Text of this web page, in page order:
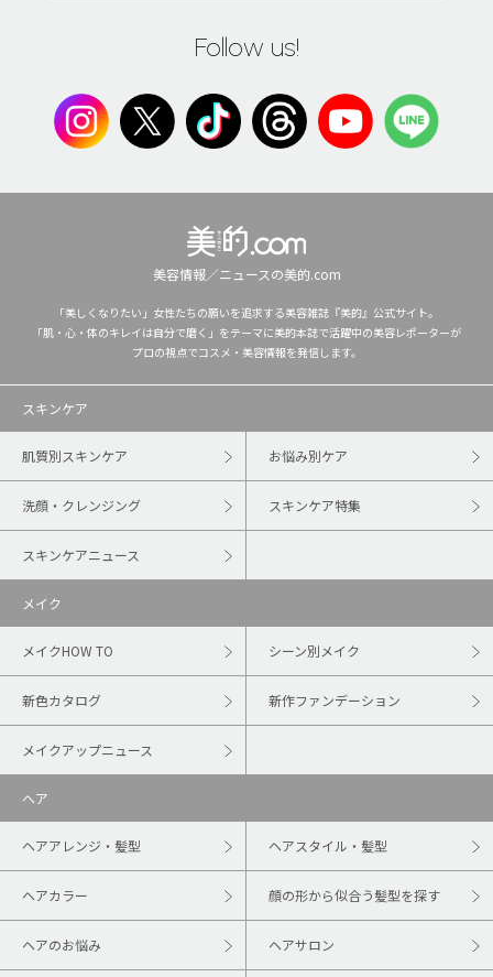
Follow us!
美容情報／ニュースの美的.com
「美しくなりたい」女性たちの願いを追求する美容雑誌『美的』公式サイト。
「肌・心・体のキレイは自分で磨く」をテーマに美的本誌で活躍中の美容レポーターが
プロの視点でコスメ・美容情報を発信します。
スキンケア
肌質別スキンケア お悩み別ケア
洗顔・クレンジング スキンケア特集
スキンケアニュース
メイク
メイクHOW TO シーン別メイク
新色カタログ 新作ファンデーション
メイクアップニュース
ヘア
ヘアアレンジ・髪型 ヘアスタイル・髪型
ヘアカラー 顔の形から似合う髪型を探す
ヘアのお悩み ヘアサロン